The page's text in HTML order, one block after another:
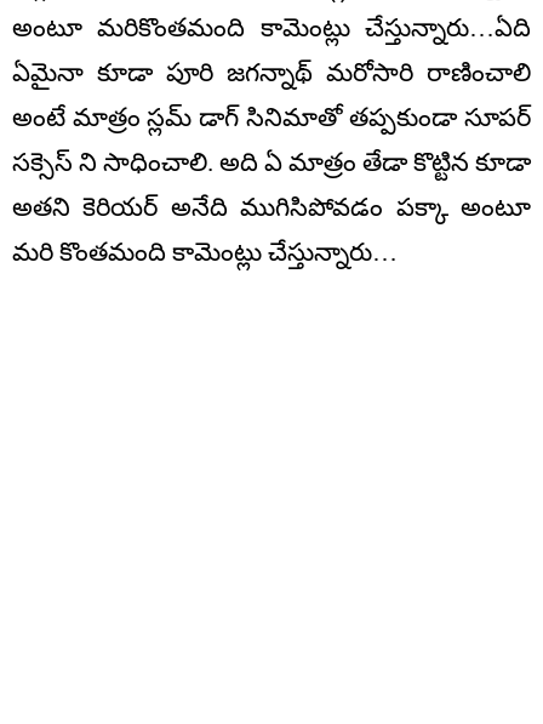
అంటూ మరికొంతమంది కామెంట్లు చేస్తున్నారు…ఏది
ఏమైనా కూడా పూరి జగన్నాథ్ మరోసారి రాణించాలి
అంటే మాత్రం స్లమ్ డాగ్ సినిమాతో తప్పకుండా సూపర్
సక్సెస్ ని సాధించాలి. అది ఏ మాత్రం తేడా కొట్టిన కూడా
అతని కెరియర్ అనేది ముగిసిపోవడం పక్కా అంటూ
మరి కొంతమంది కామెంట్లు చేస్తున్నారు…